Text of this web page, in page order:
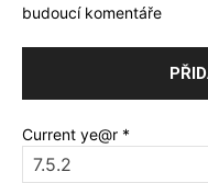
budoucí komentáře
Current ye@r *